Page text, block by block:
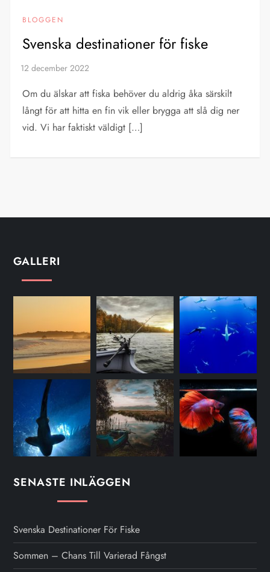
BLOGGEN
Svenska destinationer för fiske
Om du älskar att fiska behöver du aldrig åka särskilt
långt för att hitta en fin vik eller brygga att slå dig ner
vid. Vi har faktiskt väldigt […]
GALLERI
SENASTE INLÄGGEN
Svenska Destinationer För Fiske
Sommen – Chans Till Varierad Fångst